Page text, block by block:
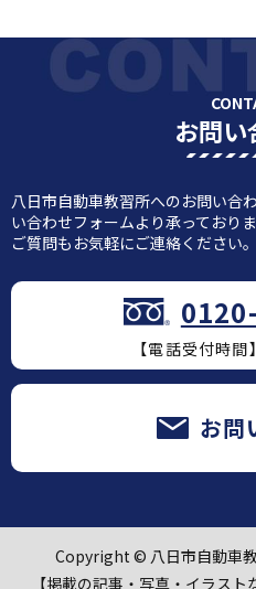
お問い
八日市自動車教習所へのお問い合
い合わせフォームより承っておりま
ご質問もお気軽にご連絡ください。
【電話受付時
お問
Copyright © 八日市自動車
【掲載の記事・写真・イラスト